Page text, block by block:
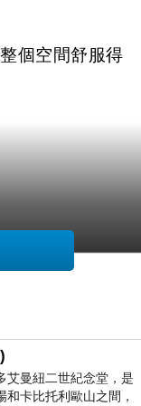
個空間舒服得
艾曼紐二世紀念堂，是
卡比托利歐山之間，